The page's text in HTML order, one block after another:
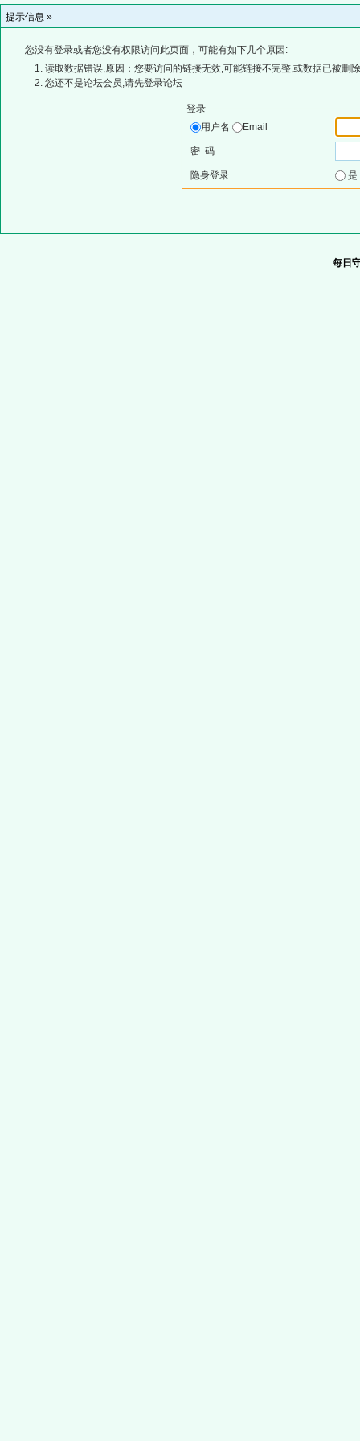
提示信息 »
您没有登录或者您没有权限访问此页面，可能有如下几个原因:
读取数据错误,原因：您要访问的链接无效,可能链接不完整,或数据已被删
您还不是论坛会员,请先登录论坛
登录
用户名
Email
密 码
隐身登录
每日